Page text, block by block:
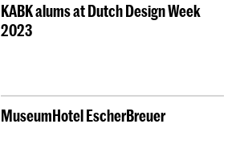
KABK alums at Dutch Design Week
2023
MuseumHotel EscherBreuer